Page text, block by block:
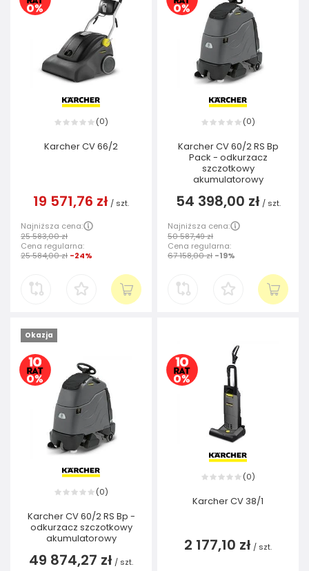
(0)
Karcher CV 66/2
19 571,76 zł / szt.
Najniższa cena:
25 583,00 zł
Cena regularna:
25 584,00 zł -24%
(0)
Karcher CV 60/2 RS Bp
Pack - odkurzacz
szczotkowy
akumulatorowy
54 398,00 zł / szt.
Najniższa cena:
50 587,49 zł
Cena regularna:
67 158,00 zł -19%
Okazja
(0)
Karcher CV 60/2 RS Bp -
odkurzacz szczotkowy
akumulatorowy
49 874,27 zł / szt.
(0)
Karcher CV 38/1
2 177,10 zł / szt.